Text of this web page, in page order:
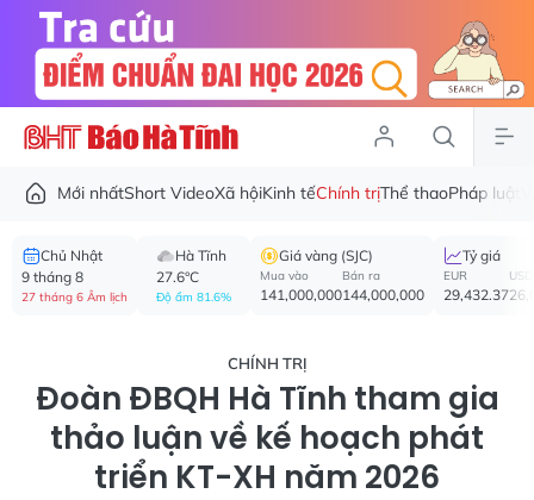
Mới nhấtShort VideoXã hộiKinh tếChính trịThể thaoPháp luật
Chủ Nhật
9 tháng 8
27 tháng 6 Âm lịch
Hà Tĩnh
27.6°C
Độ ẩm 81.6%
Giá vàng (SJC)
Mua vào
141,000,000
Bán ra
144,000,000
Tỷ giá
EUR
29,432.37
USD
CHÍNH TRỊ
Đoàn ĐBQH Hà Tĩnh tham gia
thảo luận về kế hoạch phát
triển KT-XH năm 2026